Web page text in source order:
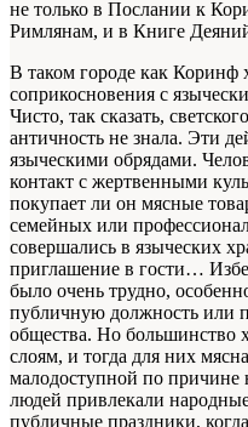
не только в Послании к
Римлянам, и в Книге
В таком городе как Коринф
соприкосновения с
Чисто, так сказать,
античность не знала. Эти
языческими обрядами.
контакт с жертвенными
покупает ли он мясные
семейных или
совершались в языческих
приглашение в гости…
было очень трудно,
публичную должность или
общества. Но большинство
слоям, и тогда для них
малодоступной по причине
людей привлекали
публичные праздники,